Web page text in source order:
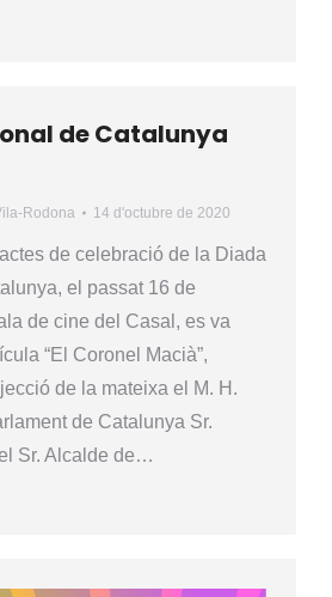
de Catalunya
Rodona 14 d'octubre de 2020
de celebració de la Diada
el passat 16 de
de cine del Casal, es va
“El Coronel Macià”,
de la mateixa el M. H.
de Catalunya Sr.
Sr. Alcalde de…